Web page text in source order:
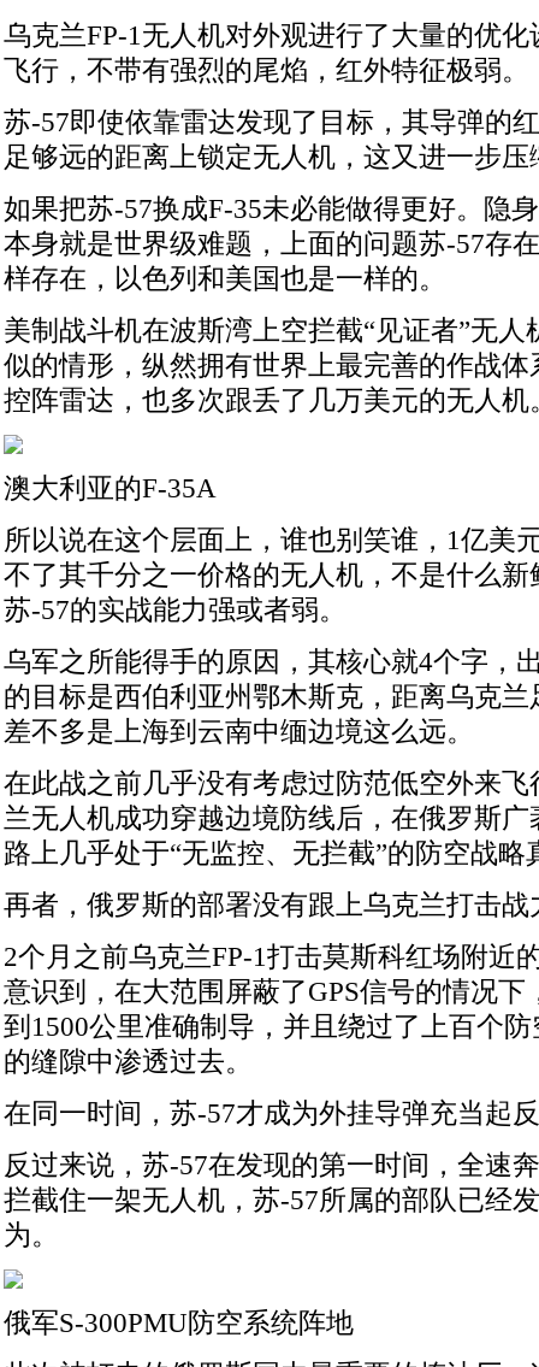
乌克兰FP-1无人机对外观进行了大量的优
飞行，不带有强烈的尾焰，红外特征极弱。
苏-57即使依靠雷达发现了目标，其导弹的
足够远的距离上锁定无人机，这又进一步
如果把苏-57换成F-35未必能做得更好。隐
本身就是世界级难题，上面的问题苏-57存
样存在，以色列和美国也是一样的。
美制战斗机在波斯湾上空拦截“见证者”无
似的情形，纵然拥有世界上最完善的作战
控阵雷达，也多次跟丢了几万美元的无人机
澳大利亚的F-35A
所以说在这个层面上，谁也别笑谁，1亿美
不了其千分之一价格的无人机，不是什么
苏-57的实战能力强或者弱。
乌军之所能得手的原因，其核心就4个字，
的目标是西伯利亚州鄂木斯克，距离乌克兰
差不多是上海到云南中缅边境这么远。
在此战之前几乎没有考虑过防范低空外来
兰无人机成功穿越边境防线后，在俄罗斯
路上几乎处于“无监控、无拦截”的防空战略
再者，俄罗斯的部署没有跟上乌克兰打击战
2个月之前乌克兰FP-1打击莫斯科红场附近
意识到，在大范围屏蔽了GPS信号的情况
到1500公里准确制导，并且绕过了上百个
的缝隙中渗透过去。
在同一时间，苏-57才成为外挂导弹充当起
反过来说，苏-57在发现的第一时间，全速
拦截住一架无人机，苏-57所属的部队已经
为。
俄军S-300PMU防空系统阵地